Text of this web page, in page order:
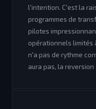
l'intention. C'est la
programmes de
pilotes
opérationnels limités
n'a pas de rythme
aura pas, la